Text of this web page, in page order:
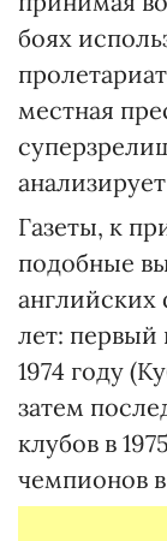
боях
местная
Газеты, к
подобные
лет: первый
1974 году
затем
клубов в
чемпионов